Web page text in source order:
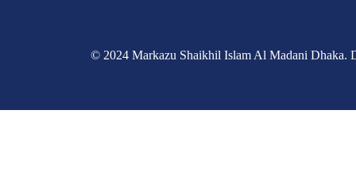
© 2024 Markazu Shaikhil Islam Al Madani Dhaka.